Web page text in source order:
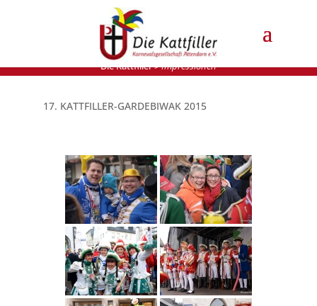
Die Kattfiller>Impressionen
17. KATTFILLER-GARDEBIWAK 2015